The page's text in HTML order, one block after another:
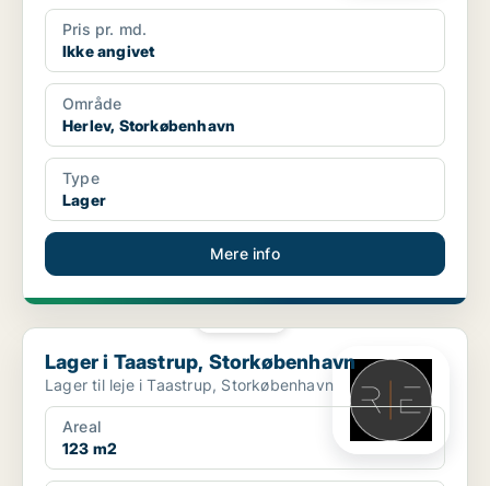
Pris pr. md.
Ikke angivet
Område
Herlev, Storkøbenhavn
Type
Lager
Mere info
Lager i Taastrup, Storkøbenhavn
Lager i Taastrup, Storkøbenhavn
Lager til leje i Taastrup, Storkøbenhavn
Areal
123 m2